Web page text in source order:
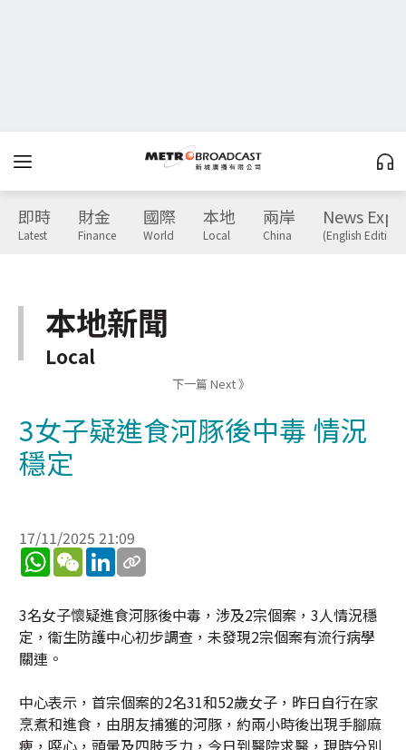
即時
Latest
財金
Finance
國際
World
本地
Local
兩岸
China
News
(English Edition)
本地新聞
Local
下一篇 Next 》
3女子疑進食河豚後中毒 情況
穩定
17/11/2025 21:09
WhatsApp
WeChatLinkedIn
3名女子懷疑進食河豚後中毒，涉及2宗個案，3人情況穩
定，衞生防護中心初步調查，未發現2宗個案有流行病學
關連。
中心表示，首宗個案的2名31和52歲女子，昨日自行在家
烹煮和進食，由朋友捕獲的河豚，約兩小時後出現手腳麻
痺，噁心，頭暈及四肢乏力，今日到醫院求醫，現時分別